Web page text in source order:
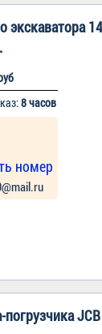
экскаватора
8 часов
номер